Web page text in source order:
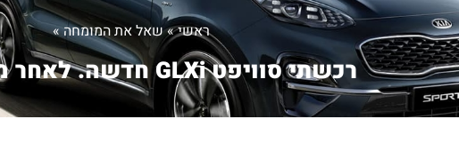
ראשי»שאל את המומחה»
רכשתי סוויפט GLXi חדשה. לאחר מס' שבו...